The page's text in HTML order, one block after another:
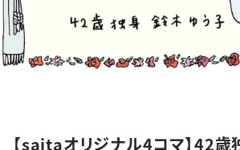
【saitaオリジナル4コマ】42